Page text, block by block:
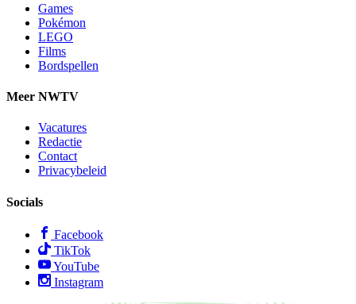
Games
Pokémon
LEGO
Films
Bordspellen
Meer NWTV
Vacatures
Redactie
Contact
Privacybeleid
Socials
Facebook
TikTok
YouTube
Instagram